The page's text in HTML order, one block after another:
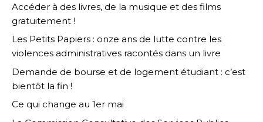
Accéder à des livres, de la musique et des films
gratuitement !
Les Petits Papiers : onze ans de lutte contre les
violences administratives racontés dans un livre
Demande de bourse et de logement étudiant : c’est
bientôt la fin !
Ce qui change au 1er mai